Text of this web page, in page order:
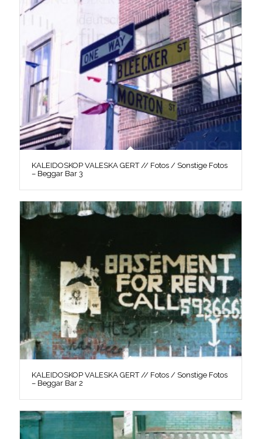
KALEIDOSKOP VALESKA GERT // Fotos / Sonstige Fotos
– Beggar Bar 3
KALEIDOSKOP VALESKA GERT // Fotos / Sonstige Fotos
– Beggar Bar 2